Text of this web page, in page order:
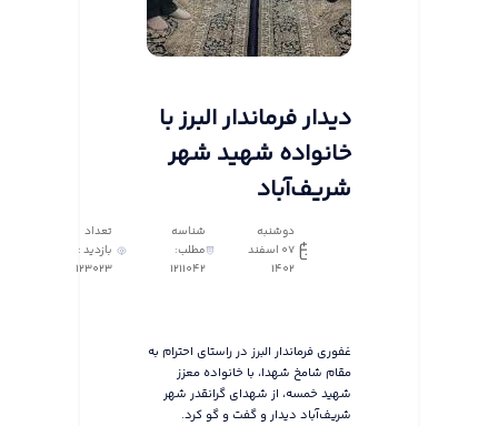
دیدار فرماندار البرز با
خانواده شهید شهر
شریف‌آباد
دوشنبه
07 اسفند
1402
شناسه
مطلب:
1211042
تعداد
بازدید :
123023
غفوری فرماندار البرز در راستای احترام به
مقام شامخ شهدا، با خانواده معزز
شهید خمسه، از شهدای گرانقدر شهر
شریف‌آباد دیدار و گفت و گو کرد.